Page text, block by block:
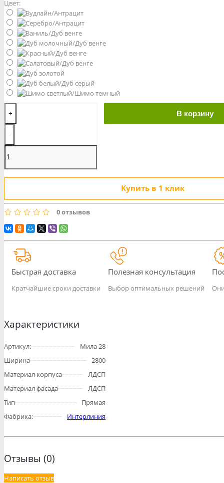
Цвет:
+
-
В корзину
Купить в 1 клик
0 отзывов
Быстрая доставка
Кратчайшие сроки доставки
Полезная консультация
Выбор оптимальных решений
Характеристики
Артикул:
Мила 28
Ширина
2800
Материал корпуса
ЛДСП
Материал фасада
ЛДСП
Тип
Прямая
Фабрика:
Интерлиния
Отзывы (0)
Написать отзыв